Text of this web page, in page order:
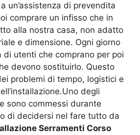
un’assistenza di prevendita
comprare un infisso che in
alla nostra casa, non adatto
e dimensione. Ogni giorno
di utenti che comprano per poi
devono sostituirlo. Questo
problemi di tempo, logistici e
degli
sono commessi durante
di decidersi nel fare tutto da
Serramenti Corso